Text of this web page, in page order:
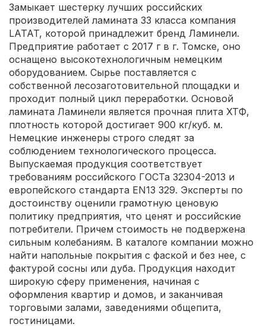
Замыкает шестерку лучших российских
производителей ламината 33 класса компания
LATAT, которой принадлежит бренд Ламинели.
Предприятие работает с 2017 г в г. Томске, оно
оснащено высокотехнологичным немецким
оборудованием. Сырье поставляется с
собственной лесозаготовительной площадки и
проходит полный цикл переработки. Основой
ламината Ламинели является прочная плита ХТФ,
плотность которой достигает 900 кг/куб. м.
Немецкие инженеры строго следят за
соблюдением технологического процесса.
Выпускаемая продукция соответствует
требованиям российского ГОСТа 32304-2013 и
европейского стандарта EN13 329. Эксперты по
достоинству оценили грамотную ценовую
политику предприятия, что ценят и российские
потребители. Причем стоимость не подвержена
сильным колебаниям. В каталоге компании можно
найти напольные покрытия с фаской и без нее, с
фактурой сосны или дуба. Продукция находит
широкую сферу применения, начиная с
оформления квартир и домов, и заканчивая
торговыми залами, заведениями общепита,
гостиницами.